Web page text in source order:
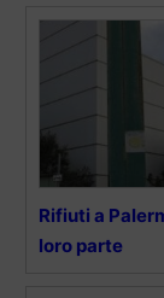
Rifiuti a
loro parte